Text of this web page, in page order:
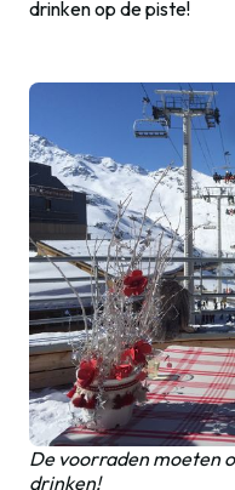
drinken op de piste!
De voorraden moeten
drinken!